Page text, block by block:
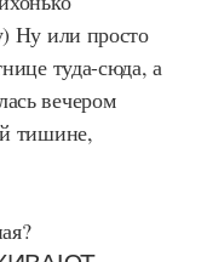
Ну или просто
туда-сюда, а
вечером
тишине,